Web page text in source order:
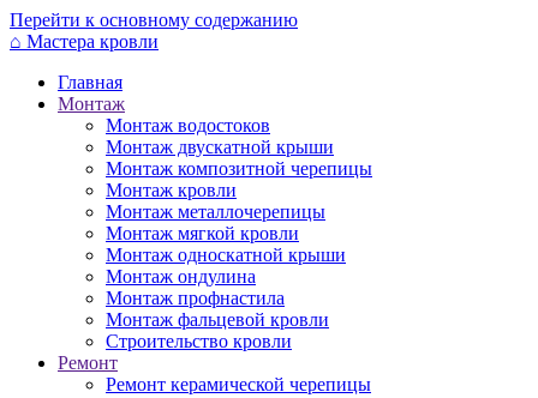
Перейти к основному содержанию
⌂ Мастера кровли
Главная
Монтаж
Монтаж водостоков
Монтаж двускатной крыши
Монтаж композитной черепицы
Монтаж кровли
Монтаж металлочерепицы
Монтаж мягкой кровли
Монтаж односкатной крыши
Монтаж ондулина
Монтаж профнастила
Монтаж фальцевой кровли
Строительство кровли
Ремонт
Ремонт керамической черепицы